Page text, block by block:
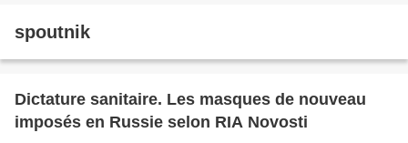
spoutnik
Dictature sanitaire. Les masques de nouveau
imposés en Russie selon RIA Novosti